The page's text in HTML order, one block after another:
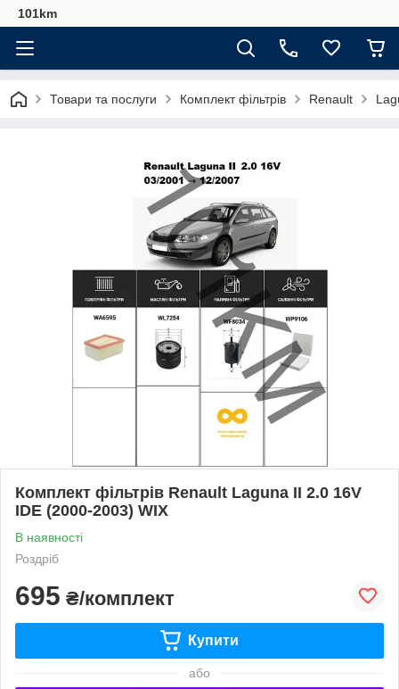
101km
Товари та послуги Комплект фільтрів Renault
Комплект фільтрів Renault Laguna II 2.0 16V
IDE (2000-2003) WIX
В наявності
Роздріб
695 ₴/комплект
Купити
або